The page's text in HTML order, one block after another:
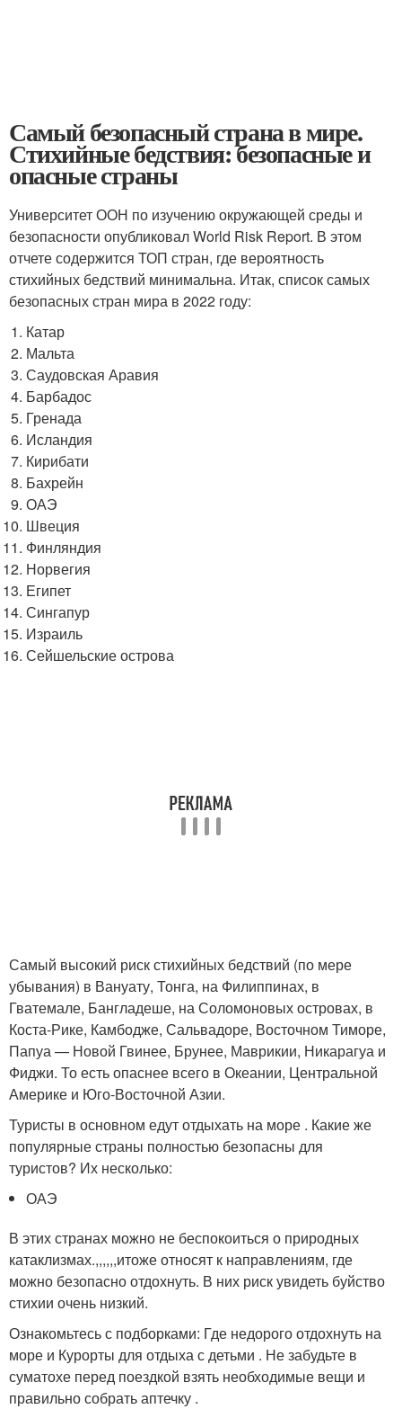
Самый безопасный страна в мире.
Стихийные бедствия: безопасные и
опасные страны
Университет ООН по изучению окружающей среды и
безопасности опубликовал World Risk Report. В этом
отчете содержится ТОП стран, где вероятность
стихийных бедствий минимальна. Итак, список самых
безопасных стран мира в 2022 году:
Катар
Мальта
Саудовская Аравия
Барбадос
Гренада
Исландия
Кирибати
Бахрейн
ОАЭ
Швеция
Финляндия
Норвегия
Египет
Сингапур
Израиль
Сейшельские острова
Самый высокий риск стихийных бедствий (по мере
убывания) в Вануату, Тонга, на Филиппинах, в
Гватемале, Бангладеше, на Соломоновых островах, в
Коста-Рике, Камбодже, Сальвадоре, Восточном Тиморе,
Папуа — Новой Гвинее, Брунее, Маврикии, Никарагуа и
Фиджи. То есть опаснее всего в Океании, Центральной
Америке и Юго-Восточной Азии.
Туристы в основном едут отдыхать на море . Какие же
популярные страны полностью безопасны для
туристов? Их несколько:
ОАЭ
В этих странах можно не беспокоиться о природных
катаклизмах.,,,,,,итоже относят к направлениям, где
можно безопасно отдохнуть. В них риск увидеть буйство
стихии очень низкий.
Ознакомьтесь с подборками: Где недорого отдохнуть на
море и Курорты для отдыха с детьми . Не забудьте в
суматохе перед поездкой взять необходимые вещи и
правильно собрать аптечку .